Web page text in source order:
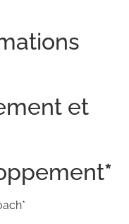
et
*